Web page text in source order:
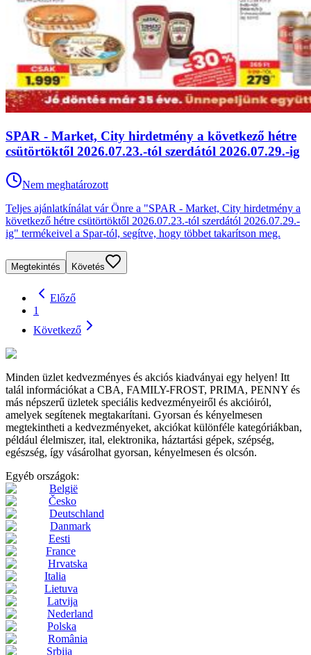
SPAR - Market, City hirdetmény a következő hétre
csütörtöktől 2026.07.23.-tól szerdától 2026.07.29.-ig
Nem meghatározott
Teljes ajánlatkínálat vár Önre a "SPAR - Market, City hirdetmény a
következő hétre csütörtöktől 2026.07.23.-tól szerdától 2026.07.29.-
ig" termékeivel a Spar-tól, segítve, hogy többet takarítson meg.
Megtekintés Követés
Előző
1
Következő
Minden üzlet kedvezményes és akciós kiadványai egy helyen! Itt
talál információkat a CBA, FAMILY-FROST, PRIMA, PENNY és
más népszerű üzletek speciális kedvezményeiről és akcióiról,
amelyek segítenek megtakarítani. Gyorsan és kényelmesen
megtekintheti a kedvezményeket, akciókat különféle kategóriákban,
például élelmiszer, ital, elektronika, háztartási gépek, szépség,
egészség, így vásárolhat gyorsan, kényelmesen és olcsón.
Egyéb országok:
België
Česko
Deutschland
Danmark
Eesti
France
Hrvatska
Italia
Lietuva
Latvija
Nederland
Polska
România
Srbija